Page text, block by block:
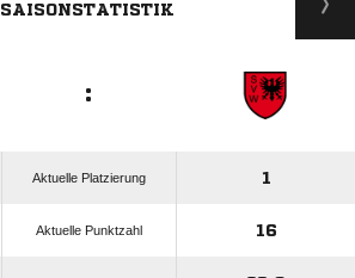
SAISONSTATISTIK
:
Aktuelle Platzierung 1
Aktuelle Punktzahl 16